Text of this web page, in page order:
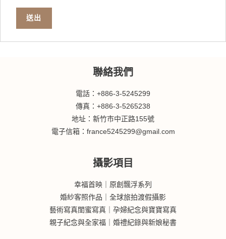
送出
聯絡我們
電話：+886-3-5245299
傳真：+886-3-5265238
地址：新竹市中正路155號
電子信箱：france5245299@gmail.com
攝影項目
幸福首映｜原創飄浮系列
婚紗客照作品｜全球旅拍渡假攝影
藝術寫真閨蜜寫真｜孕婦紀念與寶寶寫真
親子紀念與全家福｜婚禮紀錄與新娘秘書